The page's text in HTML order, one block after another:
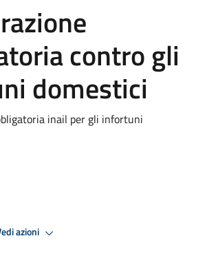
contro gli
domestici
inail per gli infortuni
azioni